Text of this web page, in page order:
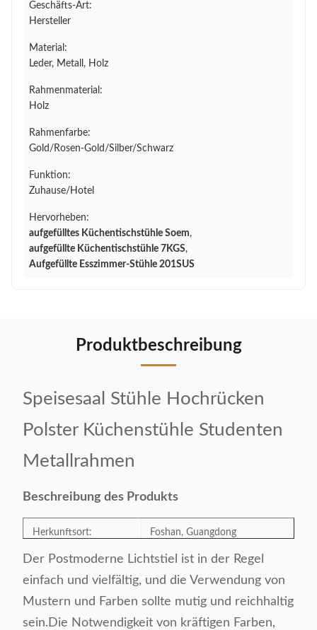
Geschäfts-Art:
Hersteller
Material:
Leder, Metall, Holz
Rahmenmaterial:
Holz
Rahmenfarbe:
Gold/Rosen-Gold/Silber/Schwarz
Funktion:
Zuhause/Hotel
Hervorheben:
aufgefülltes Küchentischstühle Soem,
aufgefüllte Küchentischstühle 7KGS,
Aufgefüllte Esszimmer-Stühle 201SUS
Produktbeschreibung
Speisesaal Stühle Hochrücken
Polster Küchenstühle Studenten
Metallrahmen
Beschreibung des Produkts
Herkunftsort: Foshan, Guangdong
Der Postmoderne Lichtstiel ist in der Regel
einfach und vielfältig, und die Verwendung von
Mustern und Farben sollte mutig und reichhaltig
sein.Die Notwendigkeit von kräftigen Farben,